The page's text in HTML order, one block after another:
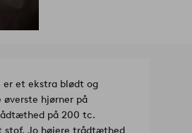
er et ekstra blødt og
hjørner på
på 200 tc.
stof. Jo højere trådtæthed